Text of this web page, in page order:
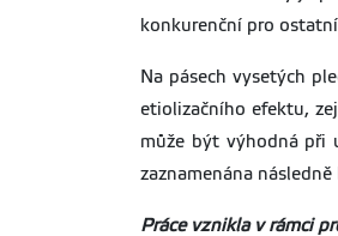
konkurenční pro
Na pásech vysetých
etiolizačního efektu,
může být výhodná při
zaznamenána
Práce vznikla v rámci